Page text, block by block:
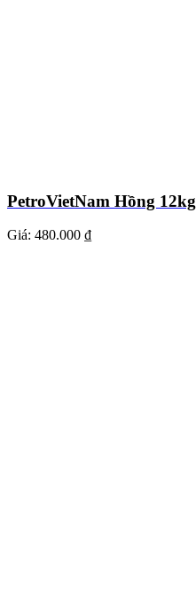
PetroVietNam Hồng 12kg
Giá: 480.000 ₫